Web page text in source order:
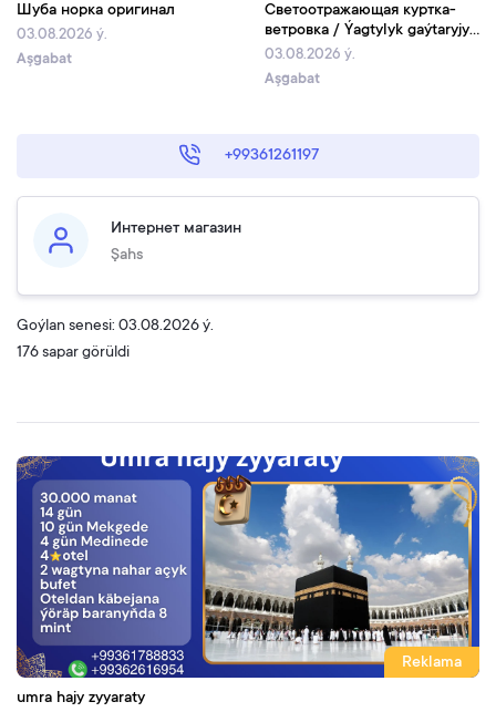
Шуба норка оригинал
03.08.2026 ý.
Aşgabat
Светоотражающая куртка-
ветровка / Ýagtylyk gaýtaryjy
vetrowka
03.08.2026 ý.
Aşgabat
+99361261197
Интернет магазин
Şahs
Goýlan senesi: 03.08.2026 ý.
176 sapar görüldi
Reklama
umra hajy zyyaraty